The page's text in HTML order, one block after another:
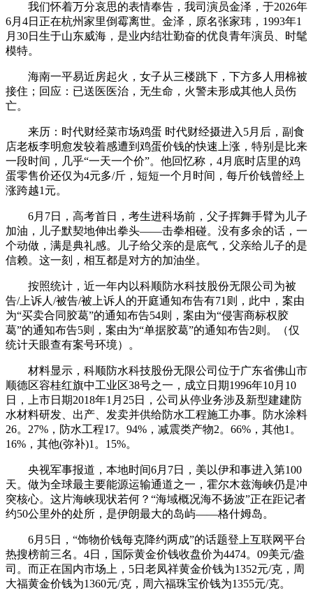
我们怀着万分哀思的表情奉告，我司演员金泽，于2026年
6月4日正在杭州家里倒霉离世。金泽，原名张家玮，1993年1
月30日生于山东威海，是业内结壮勤奋的优良青年演员、时髦
模特。
海南一平易近房起火，女子从三楼跳下，下方多人用棉被
接住；回应：已送医医治，无生命，火警未形成其他人员伤
亡。
来历：时代财经菜市场鸡蛋 时代财经摄进入5月后，副食
店老板李明愈发较着感遭到鸡蛋价钱的快速上涨，特别是比来
一段时间，几乎“一天一个价”。他回忆称，4月底时店里的鸡
蛋零售价还仅为4元多/斤，短短一个月时间，每斤价钱曾经上
涨跨越1元。
6月7日，高考首日，考生进科场前，父子挥舞手臂为儿子
加油，儿子默契地伸出拳头——击拳相碰。没有多余的话，一
个动做，满是典礼感。儿子给父亲的是底气，父亲给儿子的是
信赖。这一刻，相互都是对方的加油坐。
按照统计，近一年内以科顺防水科技股份无限公司为被
告/上诉人/被告/被上诉人的开庭通知布告有71则，此中，案由
为“买卖合同胶葛”的通知布告54则，案由为“侵害商标权胶
葛”的通知布告5则，案由为“单据胶葛”的通知布告2则。（仅
统计天眼查有案号环境）。
材料显示，科顺防水科技股份无限公司位于广东省佛山市
顺德区容桂红旗中工业区38号之一，成立日期1996年10月10
日，上市日期2018年1月25日，公司从停业务涉及新型建建防
水材料研发、出产、发卖并供给防水工程施工办事。防水涂料
26。27%，防水工程17。94%，减震类产物2。66%，其他1。
16%，其他(弥补)1。15%。
央视军事报道，本地时间6月7日，美以伊和事进入第100
天。做为全球最主要能源运输通道之一，霍尔木兹海峡仍是冲
突核心。这片海峡现状若何？“海域概况海不扬波”正在距记者
约50公里外的处所，是伊朗最大的岛屿——格什姆岛。
6月5日，“饰物价钱每克降约两成”的话题登上互联网平台
热搜榜前三名。4日，国际黄金价钱收盘价为4474。09美元/盎
司。而正在国内市场上，5日老凤祥黄金价钱为1352元/克，周
大福黄金价钱为1360元/克，周六福珠宝价钱为1355元/克。